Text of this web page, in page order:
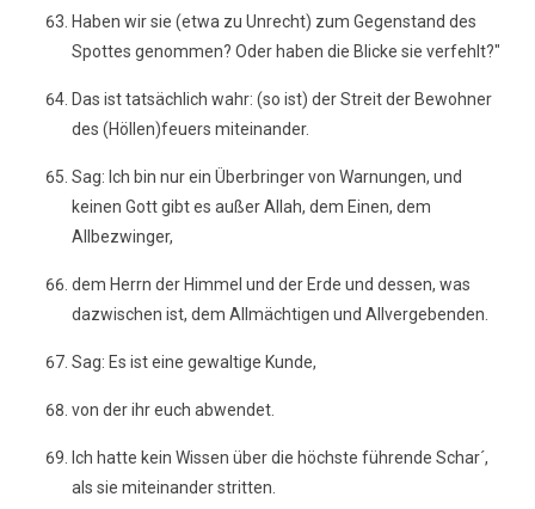
Haben wir sie (etwa zu Unrecht) zum Gegenstand des
Spottes genommen? Oder haben die Blicke sie verfehlt?"
Das ist tatsächlich wahr: (so ist) der Streit der Bewohner
des (Höllen)feuers miteinander.
Sag: Ich bin nur ein Überbringer von Warnungen, und
keinen Gott gibt es außer Allah, dem Einen, dem
Allbezwinger,
dem Herrn der Himmel und der Erde und dessen, was
dazwischen ist, dem Allmächtigen und Allvergebenden.
Sag: Es ist eine gewaltige Kunde,
von der ihr euch abwendet.
Ich hatte kein Wissen über die höchste führende Schar´,
als sie miteinander stritten.